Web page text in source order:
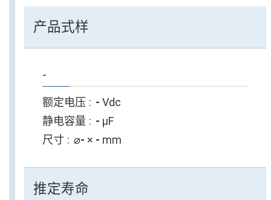
产品式样
-
额定电压 - Vdc
静电容量
- µF
尺寸
⌀- × - mm
推定寿命